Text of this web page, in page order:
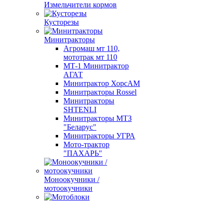
Измельчители кормов
Кусторезы
Минитракторы
Агромаш мт 110,
мототрак мт 110
МТ-1 Минитрактор
АГАТ
Минитрактор ХорсАМ
Минитракторы Rossel
Минитракторы
SHTENLI
Минитракторы МТЗ
"Беларус"
Минитракторы УГРА
Мото-трактор
"ПАХАРЬ"
Моноокучники /
мотоокучники